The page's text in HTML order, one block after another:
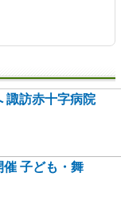
諏訪赤十字病院
催 子ども・舞